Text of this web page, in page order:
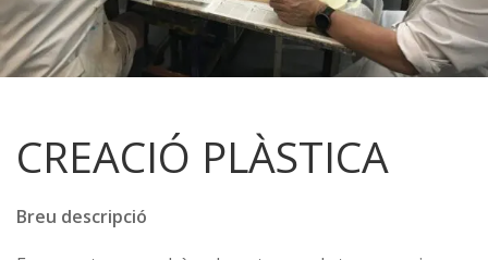
CREACIÓ PLÀSTICA
Breu descripció